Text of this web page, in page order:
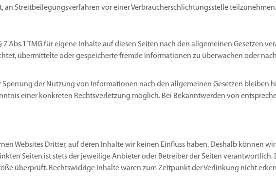
an Streitbeilegungsverfahren vor einer Verbraucherschlichtungsstelle teilzunehmen.
Abs.1 TMG für eigene Inhalte auf diesen Seiten nach den allgemeinen Gesetzen
übermittelte oder gespeicherte fremde Informationen zu überwachen oder
der Nutzung von Informationen nach den allgemeinen Gesetzen bleiben
einer konkreten Rechtsverletzung möglich. Bei Bekanntwerden von
Websites Dritter, auf deren Inhalte wir keinen Einfluss haben. Deshalb können
Seiten ist stets der jeweilige Anbieter oder Betreiber der Seiten
überprüft. Rechtswidrige Inhalte waren zum Zeitpunkt der Verlinkung nicht